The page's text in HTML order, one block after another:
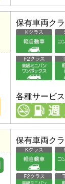
保有車両ク
各種サービス
保有車両ク